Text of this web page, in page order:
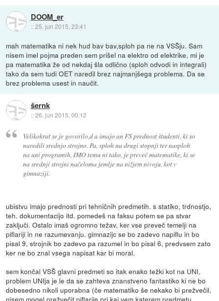
DOOM_er
::25. jun 2015, 23:41
mah matematika ni nek hud bav bav,sploh pa ne na VSŠju. Sam
nisem imel pojma preden sem prišel na elektro od elektrike, mi je
pa matematika že od nekdaj šla odlično (sploh odvodi in integrali)
tako da sem tudi OET naredil brez najmanjšega problema. Da se
brez problema usest in naučit.
šernk
::26. jun 2015, 00:12
Velikokrat se je govorilo,d a imajo an FS prednost študenti, ki so
naredili srednjo strojno. Pa, sploh na drugi stopnji ter nasploh
na uni programih, IMO temu ni tako, je preveč matematike, ki se
na srednji strojni načeloma jemlje na nižjem nivoju, kot v
gimnaziji.
ubistvu imajo prednosti pri tehničnih predmetih. s statiko, trdnostjo,
teh. dokumentacijo itd. pomedeš na faksu potem se pa stvar
zaključi. Ostalo imaš ogromno težav, ker vse preveč temelji na
piflariji in ne razumevanju. gimnazijc se bo zadevo napiflu in bo
pisal 9, strojnik bo zadevo pa razumel in bo pisal 6, predvsem zato
ker ne bo znal vsega napisat kar bi moral.
sem končal VSŠ glavni predmeti so itak enako težki kot na UNI,
problem UNIja je le da se zahteva znanstveno fantastiko ki ne bo
dobesedno nikoli uporabna (če matematiko še nekako bi prežvečil,